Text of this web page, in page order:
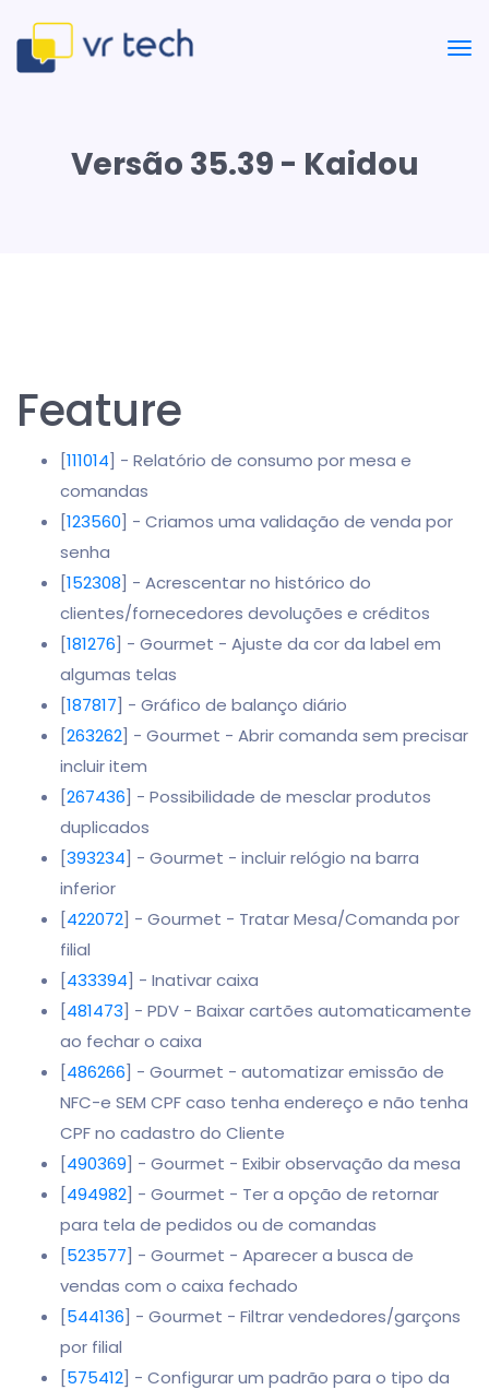
Versão 35.39 - Kaidou
Feature
[111014] - Relatório de consumo por mesa e
comandas
[123560] - Criamos uma validação de venda por
senha
[152308] - Acrescentar no histórico do
clientes/fornecedores devoluções e créditos
[181276] - Gourmet - Ajuste da cor da label em
algumas telas
[187817] - Gráfico de balanço diário
[263262] - Gourmet - Abrir comanda sem precisar
incluir item
[267436] - Possibilidade de mesclar produtos
duplicados
[393234] - Gourmet - incluir relógio na barra
inferior
[422072] - Gourmet - Tratar Mesa/Comanda por
filial
[433394] - Inativar caixa
[481473] - PDV - Baixar cartões automaticamente
ao fechar o caixa
[486266] - Gourmet - automatizar emissão de
NFC-e SEM CPF caso tenha endereço e não tenha
CPF no cadastro do Cliente
[490369] - Gourmet - Exibir observação da mesa
[494982] - Gourmet - Ter a opção de retornar
para tela de pedidos ou de comandas
[523577] - Gourmet - Aparecer a busca de
vendas com o caixa fechado
[544136] - Gourmet - Filtrar vendedores/garçons
por filial
[575412] - Configurar um padrão para o tipo da